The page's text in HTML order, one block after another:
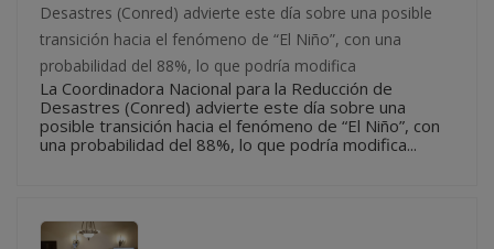
Desastres (Conred) advierte este día sobre una posible
transición hacia el fenómeno de “El Niño”, con una
probabilidad del 88%, lo que podría modifica
La Coordinadora Nacional para la Reducción de
Desastres (Conred) advierte este día sobre una
posible transición hacia el fenómeno de “El Niño”, con
una probabilidad del 88%, lo que podría modifica...